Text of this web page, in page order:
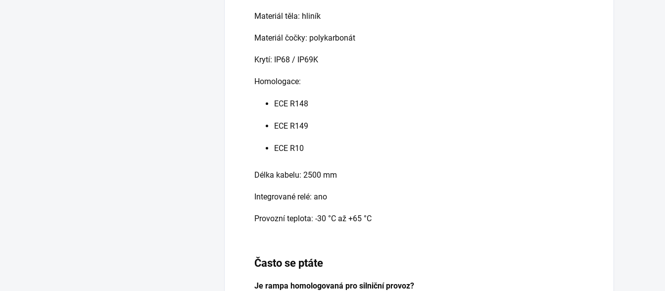
Materiál těla: hliník
Materiál čočky: polykarbonát
Krytí: IP68 / IP69K
Homologace:
ECE R148
ECE R149
ECE R10
Délka kabelu: 2500 mm
Integrované relé: ano
Provozní teplota: -30 °C až +65 °C
Často se ptáte
Je rampa homologovaná pro silniční provoz?